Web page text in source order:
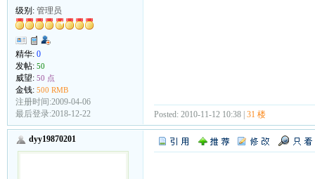
级别: 管理员
精华: 0
发帖: 50
威望: 50 点
金钱: 500 RMB
注册时间:2009-04-06
最后登录:2018-12-22
Posted: 2010-11-12 10:38 | 31 楼
dyy19870201